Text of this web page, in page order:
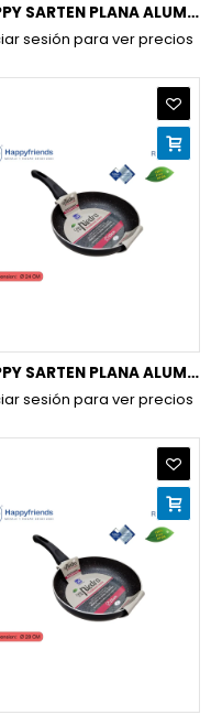
HAPPY SARTEN PLANA ALUM.INDUC. 20CM
sesión para ver precios
HAPPY SARTEN PLANA ALUM.INDUC. 24CM
sesión para ver precios